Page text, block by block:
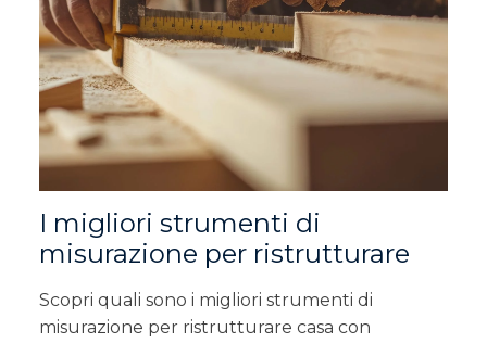
I migliori strumenti di
misurazione per ristrutturare
Scopri quali sono i migliori strumenti di
misurazione per ristrutturare casa con